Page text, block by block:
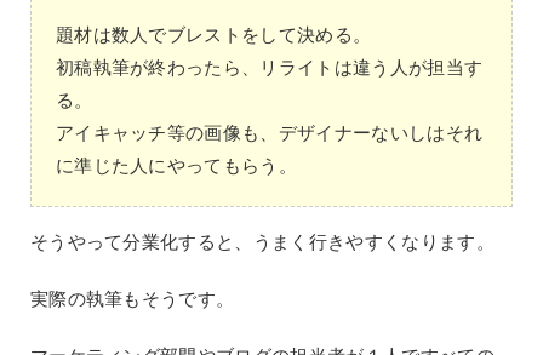
題材は数人でブレストをして決める。
初稿執筆が終わったら、リライトは違う人が担当す
る。
アイキャッチ等の画像も、デザイナーないしはそれ
に準じた人にやってもらう。
そうやって分業化すると、うまく行きやすくなります。
実際の執筆もそうです。